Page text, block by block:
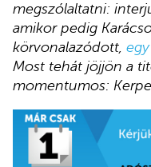
megszólaltatni:
amikor pedig
körvonalazódott,
Most tehát jöjjön a
momentumos: